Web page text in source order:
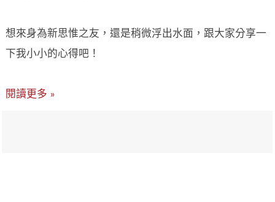
想來身為新思惟之友，還是稍微浮出水面，跟大家分享一
下我小小的心得吧！
閱讀更多 »